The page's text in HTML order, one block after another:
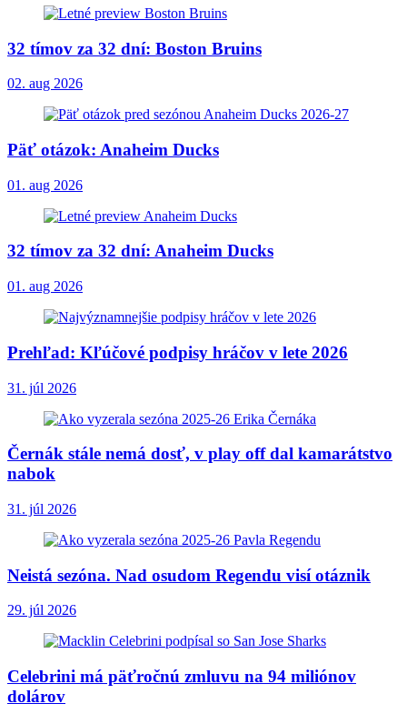
32 tímov za 32 dní: Boston Bruins
02. aug 2026
Päť otázok: Anaheim Ducks
01. aug 2026
32 tímov za 32 dní: Anaheim Ducks
01. aug 2026
Prehľad: Kľúčové podpisy hráčov v lete 2026
31. júl 2026
Černák stále nemá dosť, v play off dal kamarátstvo
nabok
31. júl 2026
Neistá sezóna. Nad osudom Regendu visí otáznik
29. júl 2026
Celebrini má päťročnú zmluvu na 94 miliónov
dolárov